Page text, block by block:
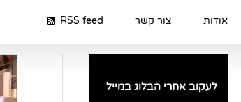
אודות צור קשר RSS feed
לעקוב אחרי הבלוג במייל